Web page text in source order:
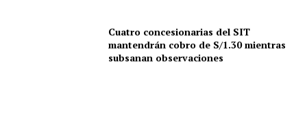
Cuatro concesionarias del SIT
mantendrán cobro de S/1.30 mientras
subsanan observaciones